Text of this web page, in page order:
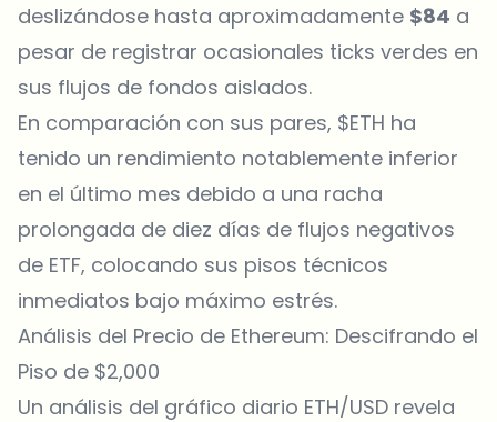
deslizándose hasta aproximadamente $84 a
pesar de registrar ocasionales ticks verdes en
sus flujos de fondos aislados.
En comparación con sus pares, $ETH ha
tenido un rendimiento notablemente inferior
en el último mes debido a una racha
prolongada de diez días de flujos negativos
de ETF, colocando sus pisos técnicos
inmediatos bajo máximo estrés.
Análisis del Precio de Ethereum: Descifrando el
Piso de $2,000
Un análisis del gráfico diario ETH/USD revela